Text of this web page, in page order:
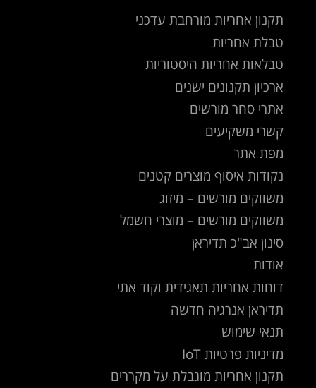
תקנון אחריות מורחבת עדכני
טבלת אחריות
טבלאות אחריות היסטוריות
ארכיון תקנונים ישנים
אתרי סחר מורשים
קשרי משקיעים
מפת אתר
נקודות איסוף מוצרים קטנים
משווקים מורשים – מיזוג
משווקים מורשים – מוצרי חשמל
סינון אב"כ תדיראן
אודות
דוחות אחריות תאגידית וקוד אתי
תדיראן אנרגיה חדשה
תנאי שימוש
מדיניות פרטיות IoT
תקנון אחריות מוגבלת על מקררים